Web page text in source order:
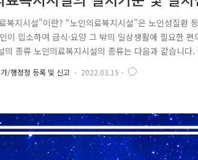
복지시설"이란? “노인의료복지시설”은 노인성질환
이 입소하여 급식·요양 그 밖의 일상생활에 필요한
의 종류 노인의료복지시설의 종류는 다음과 같습니다
신에 상당한 장애가 발생하여 도움을 필요로 하는 노인
의를 제공함을 목적으로 하는 시설을 말합니다. 2) 노
/행정청 등록 및 신고 2022.03.15